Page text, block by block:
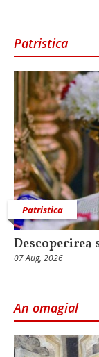
Patristica
Patristica
07 Aug, 2026
An omagial